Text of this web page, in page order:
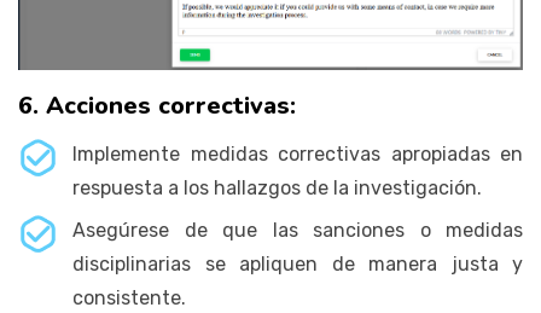
6. Acciones correctivas:
Implemente medidas correctivas apropiadas en
respuesta a los hallazgos de la investigación.
Asegúrese de que las sanciones o medidas
disciplinarias se apliquen de manera justa y
consistente.